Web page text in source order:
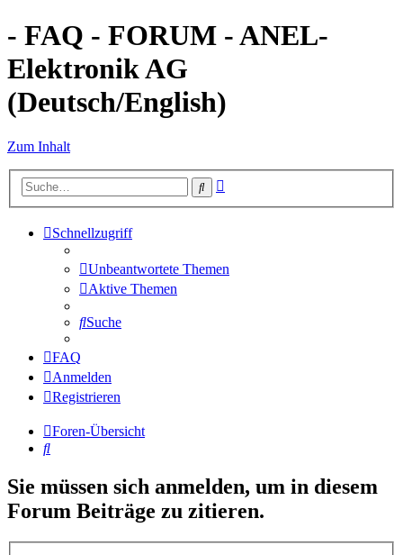
- FAQ - FORUM - ANEL-
Elektronik AG
(Deutsch/English)
Zum Inhalt
Suche
Schnellzugriff
Unbeantwortete Themen
Aktive Themen
Suche
FAQ
Anmelden
Registrieren
Foren-Übersicht
Suche
Sie müssen sich anmelden, um in diesem
Forum Beiträge zu zitieren.